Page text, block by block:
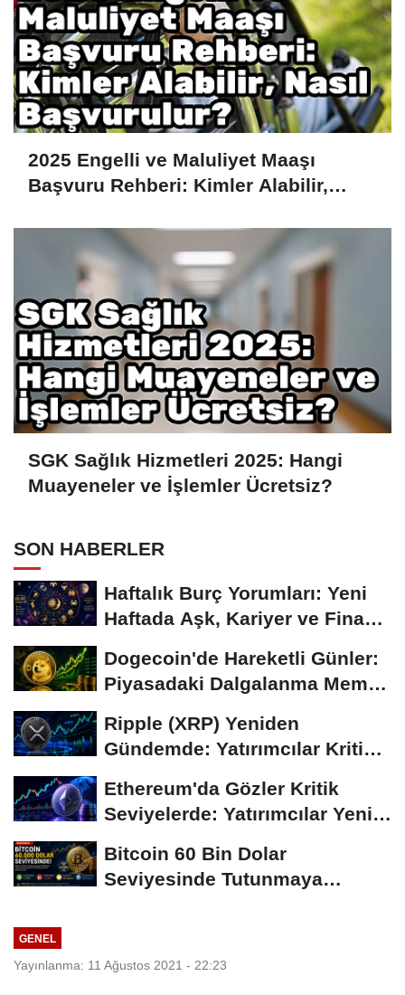
2025 Engelli ve Maluliyet Maaşı
Başvuru Rehberi: Kimler Alabilir,
SGK Sağlık Hizmetleri 2025: Hangi
Muayeneler ve İşlemler Ücretsiz?
SON HABERLER
Haftalık Burç Yorumları: Yeni
Haftada Aşk, Kariyer ve Finans
Dogecoin'de Hareketli Günler:
Piyasadaki Dalgalanma Meme
Ripple (XRP) Yeniden
Gündemde: Yatırımcılar Kritik
Ethereum'da Gözler Kritik
Seviyelerde: Yatırımcılar Yeni
Bitcoin 60 Bin Dolar
Seviyesinde Tutunmaya
GENEL
Yayınlanma: 11 Ağustos 2021 - 22:23